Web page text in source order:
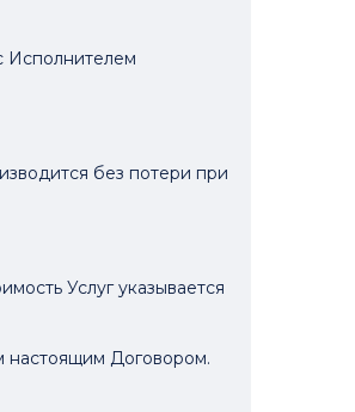
Исполнителем
без потери при
Услуг указывается
настоящим Договором.